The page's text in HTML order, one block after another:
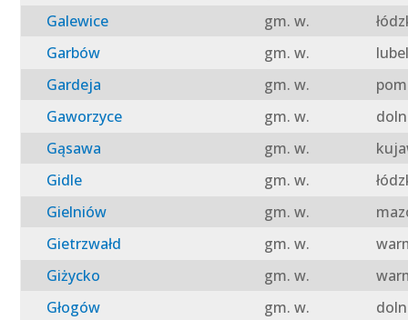
Galewice
gm. w.
Garbów
gm. w.
Gardeja
gm. w.
Gaworzyce
gm. w.
Gąsawa
gm. w.
Gidle
gm. w.
Gielniów
gm. w.
Gietrzwałd
gm. w.
Giżycko
gm. w.
Głogów
gm. w.